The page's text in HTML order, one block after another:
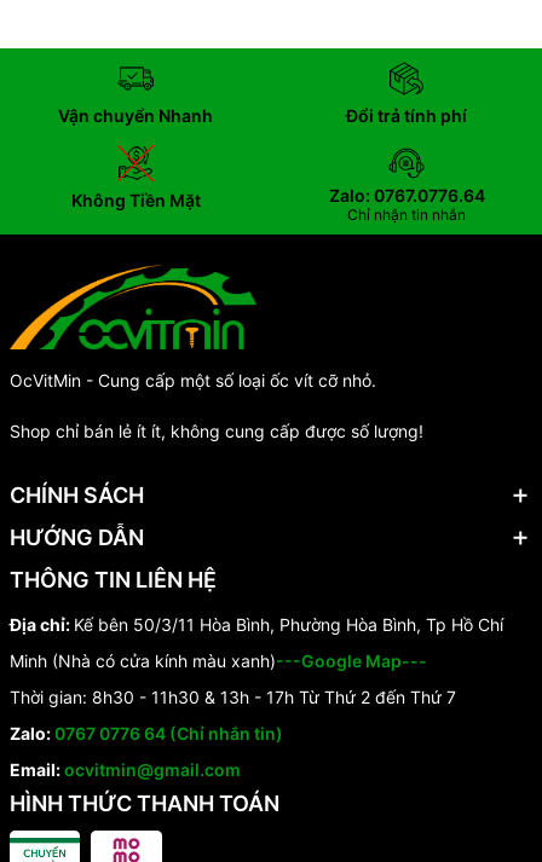
Vận chuyển Nhanh Đổi trả tính phí
Không Tiền Mặt Zalo: 0767.0776.64
Chỉ nhận tin nhắn
OcVitMin - Cung cấp một số loại ốc vít cỡ nhỏ.
Shop chỉ bán lẻ ít ít, không cung cấp được số lượng!
CHÍNH SÁCH
HƯỚNG DẪN
THÔNG TIN LIÊN HỆ
Địa chỉ: Kế bên 50/3/11 Hòa Bình, Phường Hòa Bình, Tp Hồ Chí
Minh (Nhà có cửa kính màu xanh)---Google Map---
Thời gian: 8h30 - 11h30 & 13h - 17h Từ Thứ 2 đến Thứ 7
Zalo:0767 0776 64 (Chỉ nhắn tin)
Email:ocvitmin@gmail.com
HÌNH THỨC THANH TOÁN